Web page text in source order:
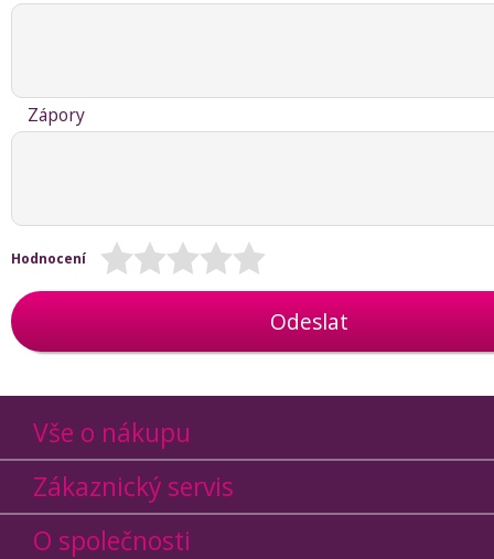
Zápory
Hodnocení
Odeslat
Vše o nákupu
Zákaznický servis
O společnosti